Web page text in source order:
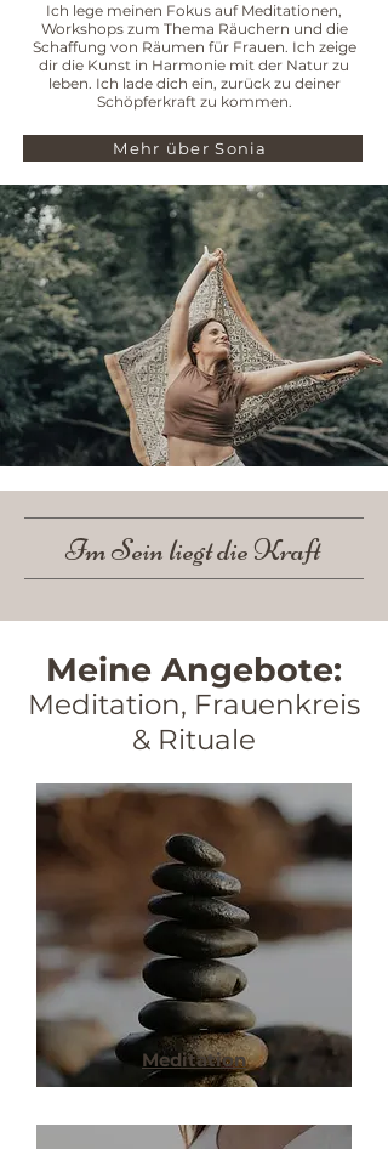
Ich lege meinen Fokus auf Meditationen,
Workshops zum Thema Räuchern und die
Schaffung von Räumen für Frauen. Ich zeige
dir die Kunst in Harmonie mit der Natur zu
leben. Ich lade dich ein, zurück zu deiner
Schöpferkraft zu kommen.
Mehr über Sonia
Im Sein liegt die Kraft
Meine Angebote:
Meditation, Frauenkreis
& Rituale
Meditation